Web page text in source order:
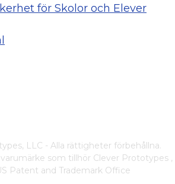
för Skolor och Elever
LLC - Alla rättigheter förbehållna.
som tillhör Clever Prototypes ,
Patent and Trademark Office